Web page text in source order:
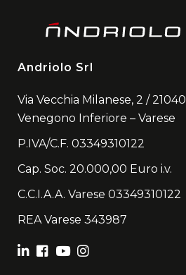
Andriolo Srl
Via Vecchia Milanese, 2 / 21040
Venegono Inferiore – Varese
P.IVA/C.F. 03349310122
Cap. Soc. 20.000,00 Euro i.v.
C.C.I.A.A. Varese 03349310122
REA Varese 343987